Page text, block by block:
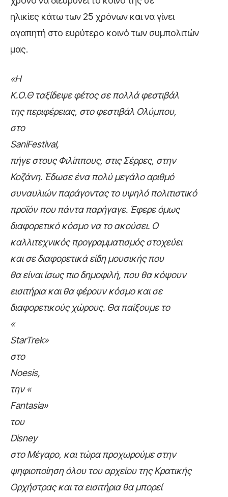
ηλικίες κάτω των 25 χρόνων και να γίνει
αγαπητή στο ευρύτερο κοινό των συμπολιτών
μας.
«Η
Κ.Ο.Θ ταξίδεψε φέτος σε πολλά φεστιβάλ
της περιφέρειας, στο φεστιβάλ Ολύμπου,
στο
SaniFestival,
πήγε στους Φιλίππους, στις Σέρρες, στην
Κοζάνη. Έδωσε ένα πολύ μεγάλο αριθμό
συναυλιών παράγοντας το υψηλό πολιτιστικό
προϊόν που πάντα παρήγαγε. Έφερε όμως
διαφορετικό κόσμο να το ακούσει. Ο
καλλιτεχνικός προγραμματισμός στοχεύει
και σε διαφορετικά είδη μουσικής που
θα είναι ίσως πιο δημοφιλή, που θα κόψουν
εισιτήρια και θα φέρουν κόσμο και σε
διαφορετικούς χώρους. Θα παίξουμε το
«
StarTrek»
στο
Noesis,
την «
Fantasia»
του
Disney
στο Μέγαρο, και τώρα προχωρούμε στην
ψηφιοποίηση όλου του αρχείου της Κρατικής
Ορχήστρας και τα εισιτήρια θα μπορεί